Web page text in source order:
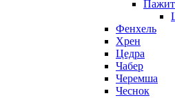
Фенхель
Хрен
Цедра
Чабер
Черемша
Чеснок